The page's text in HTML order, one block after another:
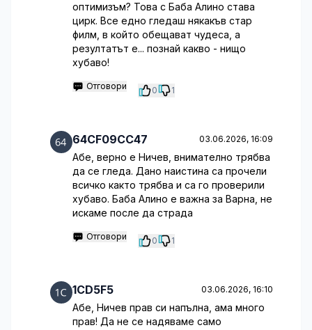
оптимизъм? Това с Баба Алино става
цирк. Все едно гледаш някакъв стар
филм, в който обещават чудеса, а
резултатът е... познай какво - нищо
хубаво!
Отговори 0 1
64CF09CC47 03.06.2026, 16:09
Абе, верно е Ничев, внимателно трябва
да се гледа. Дано наистина са прочели
всичко както трябва и са го проверили
хубаво. Баба Алино е важна за Варна, не
искаме после да страда
Отговори 0 1
1CD5F5 03.06.2026, 16:10
Абе, Ничев прав си напълна, ама много
прав! Да не се надяваме само